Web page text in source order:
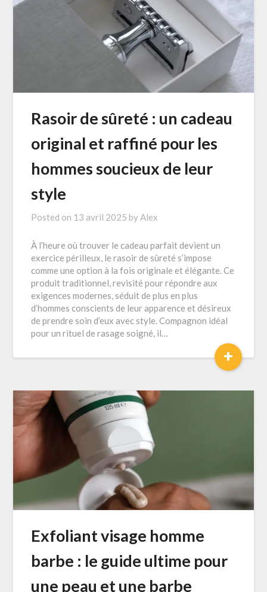
Rasoir de sûreté : un cadeau
original et raffiné pour les
hommes soucieux de leur
style
Posted on 13 avril 2025 byAlex
À l’heure où trouver le cadeau parfait devient un
exercice périlleux, le rasoir de sûreté s’impose
comme une option à la fois originale et élégante. Ce
produit traditionnel, revisité pour répondre aux
exigences modernes, séduit de plus en plus
d’hommes conscients de leur apparence et désireux
de prendre soin d’eux avec style. Compagnon idéal
pour un rituel de rasage soigné, il…
+
Exfoliant visage homme
barbe : le guide ultime pour
une peau et une barbe